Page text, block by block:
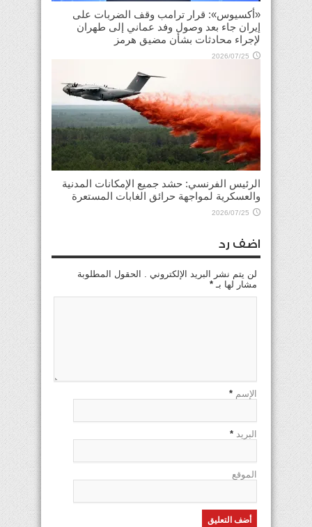
«أكسيوس»: قرار ترامب وقف الضربات على
إيران جاء بعد وصول وفد عماني إلى طهران
لإجراء محادثات بشأن مضيق هرمز
2026/07/25
الرئيس الفرنسي: حشد جميع الإمكانات المدنية
والعسكرية لمواجهة حرائق الغابات المستعرة
2026/07/25
اضف رد
لن يتم نشر البريد الإلكتروني . الحقول المطلوبة
مشار لها بـ *
الإسم *
البريد *
الموقع